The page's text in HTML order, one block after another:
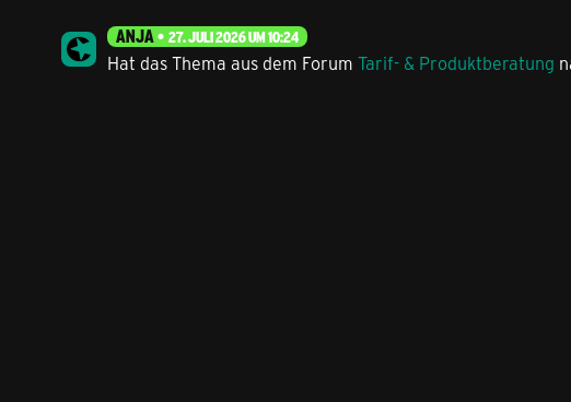
ANJA 27. JULI 2026 UM 10:24
Hat das Thema aus dem Forum Tarif- & Produktberatung